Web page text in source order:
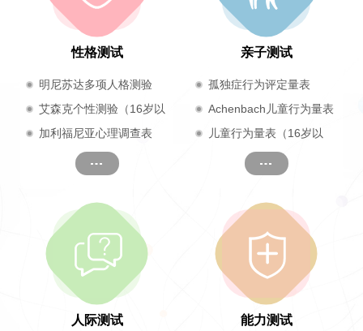
性格测试
明尼苏达多项人格测验
（17岁及以上）
艾森克个性测验（16岁以
上成人）
加利福尼亚心理调查表
亲子测试
孤独症行为评定量表
Achenbach儿童行为量表
儿童行为量表（16岁以
人际测试 能力测试